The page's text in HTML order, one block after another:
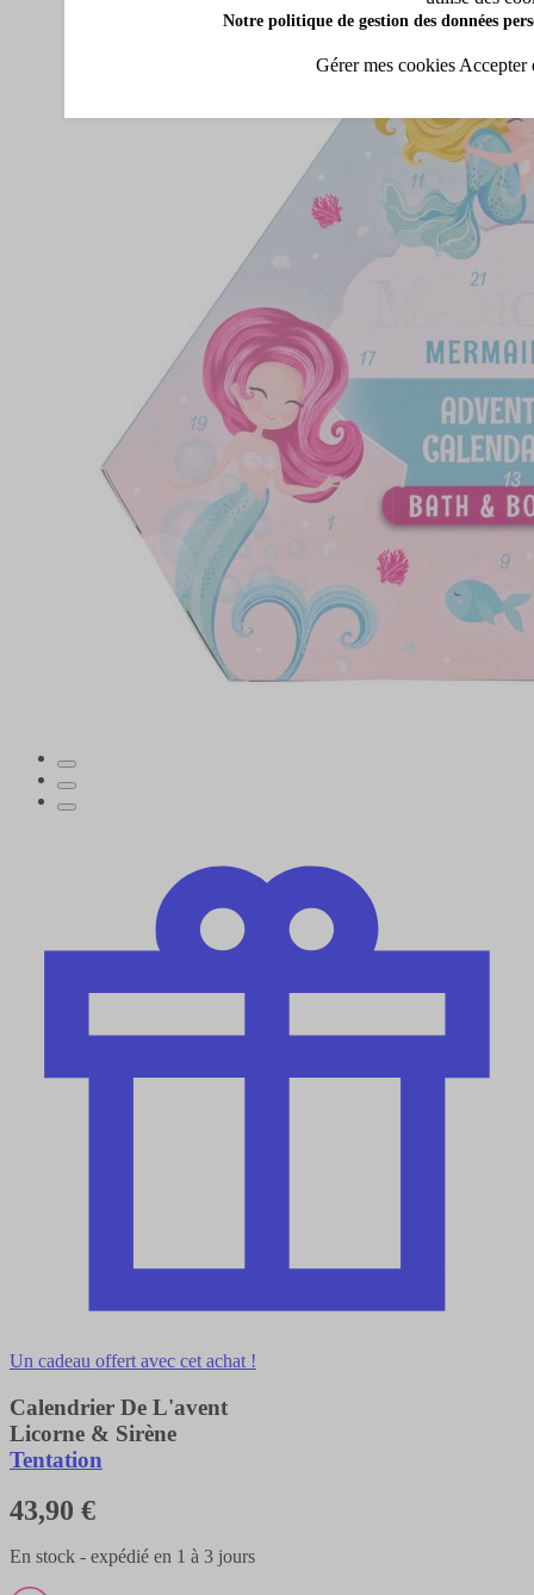
Un cadeau offert avec cet achat !
Calendrier De L'avent
Licorne & Sirène
Tentation
43,90 €
En stock - expédié en 1 à 3 jours
Notre politique de gestion des données
Gérer mes cookies Accepter